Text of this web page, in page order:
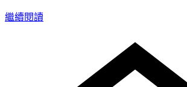
繼續閱讀